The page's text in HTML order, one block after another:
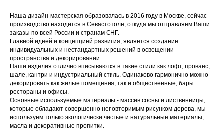
Наша дизайн-мастерская образовалась в 2016 году в Москве, сейчас
производство находится в Севастополе, откуда мы отправляем Ваши
заказы по всей России и странам СНГ.
Главной идеей и концепцией развития, является создание
индивидуальных и нестандартных решений в освещении
пространства и декорировании.
Наши изделия отлично вписываются в такие стили как лофт, прованс,
шале, кантри и индустриальный стиль. Одинаково гармонично можно
декорировать как жилые помещения, так и общественные, бары
рестораны и офисы.
Основные используемые материалы - массив сосны и лиственницы,
которые обладают совершенно неповторимым рисунком дерева, мы
используем только экологически чистые и натуральные материалы,
масла и декоративные пропитки.